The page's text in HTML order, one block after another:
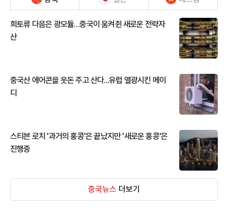
희토류 다음은 광모듈…중국이 움켜쥔 새로운 전략자
산
중국산 에어콘을 웃돈 주고 산다...유럽 열광시킨 메이
디
스티븐 로치 '과거의 홍콩'은 끝났지만 '새로운 홍콩'은
진행중
중국뉴스 더보기